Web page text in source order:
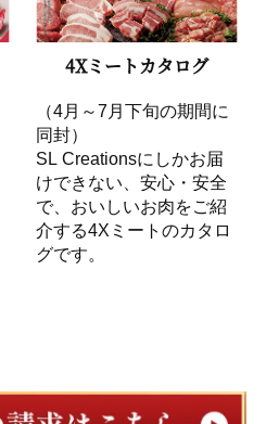
4Xミートカタログ
（4月～7月下旬の期間に
同封）
SL Creationsにしかお届
けできない、安心・安全
で、おいしいお肉をご紹
介する4Xミートのカタロ
グです。